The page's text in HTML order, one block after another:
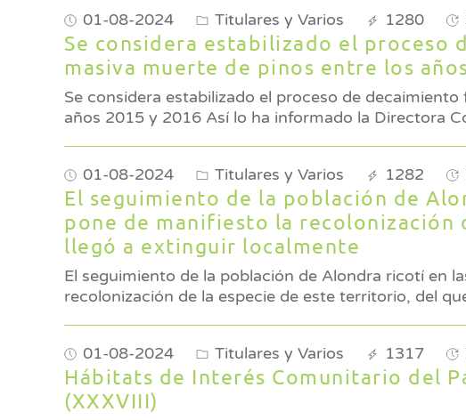
01-08-2024 Titulares y Varios 1280
Se considera estabilizado el proceso
masiva muerte de pinos entre los
Se considera estabilizado el proceso de
años 2015 y 2016 Así lo ha informado la
01-08-2024 Titulares y Varios 1282
El seguimiento de la población de
pone de manifiesto la
llegó a extinguir localmente
El seguimiento de la población de Alondra ricotí en
01-08-2024 Titulares y Varios 1317
Hábitats de Interés Comunitario del
(XXXVIII)